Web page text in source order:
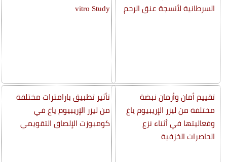
السرطانية لأنسجة عنق الرحم
تقييم أمان وأزمان نبضة
مختلفة من ليزر الإريبيوم ياغ
وفعاليتها في أثناء نزع
الحاصرات الخزفية
vitro Study
تأثير تطبيق بارامترات مختلفة
من ليزر الإريبيوم ياغ في
كومبوزت الإلصاق التقويمي